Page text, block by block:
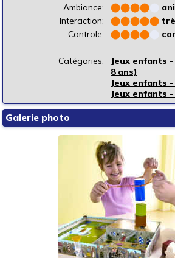
Ambiance:
⬤⬤⬤⬤
Interaction:
⬤⬤⬤⬤⬤
Controle:
⬤⬤⬤⬤
Catégories:
Jeux enfants
8 ans)
Jeux enfants
Jeux enfants
Galerie photo